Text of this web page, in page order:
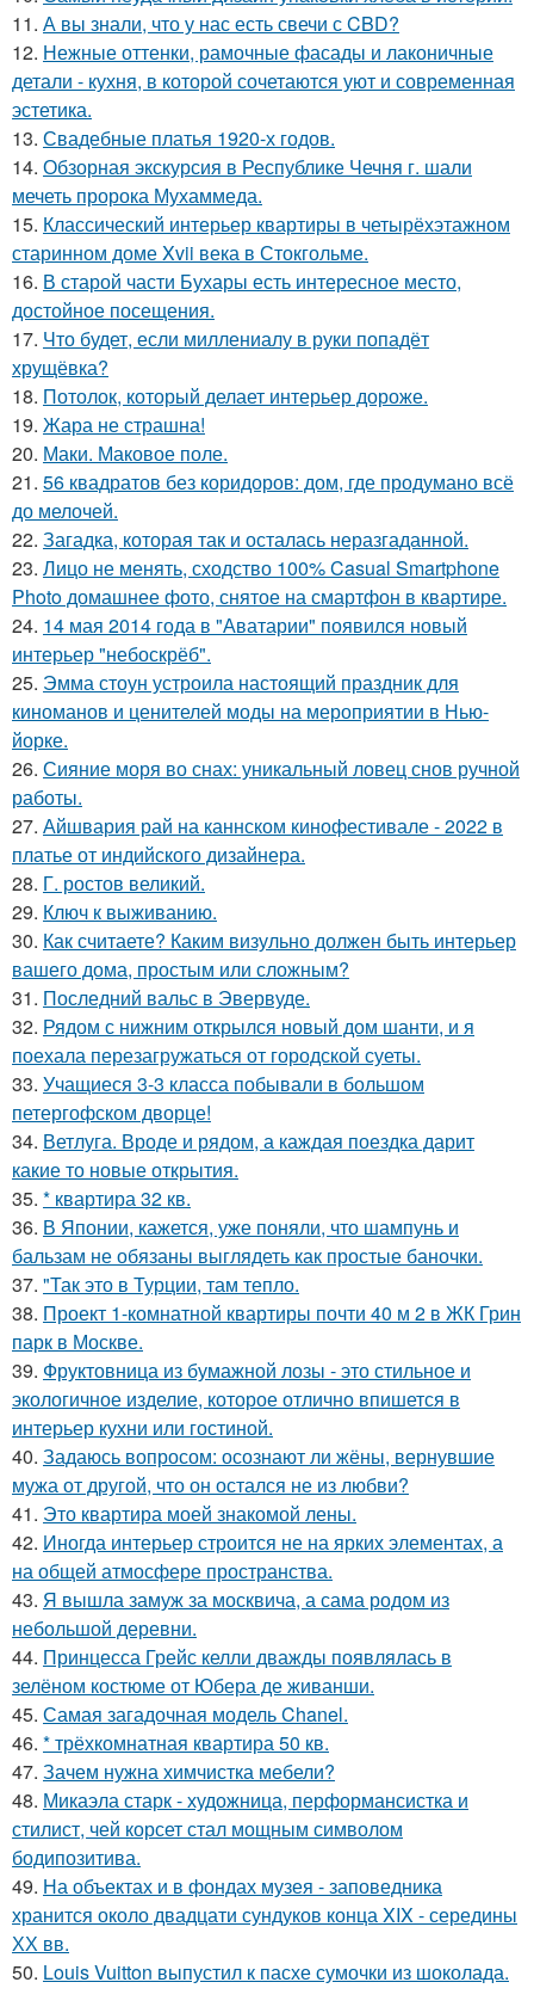
11. А вы знали, что у нас есть свечи с CBD?
12. Нежные оттенки, рамочные фасады и лаконичные
детали - кухня, в которой сочетаются уют и современная
эстетика.
13. Свадебные платья 1920-х годов.
14. Обзорная экскурсия в Республике Чечня г. шали
мечеть пророка Мухаммеда.
15. Классический интерьер квартиры в четырёхэтажном
старинном доме Xvii века в Стокгольме.
16. В старой части Бухары есть интересное место,
достойное посещения.
17. Что будет, если миллениалу в руки попадёт
хрущёвка?
18. Потолок, который делает интерьер дороже.
19. Жара не страшна!
20. Маки. Маковое поле.
21. 56 квадратов без коридоров: дом, где продумано всё
до мелочей.
22. Загадка, которая так и осталась неразгаданной.
23. Лицо не менять, сходство 100% Casual Smartphone
Photo домашнее фото, снятое на смартфон в квартире.
24. 14 мая 2014 года в "Аватарии" появился новый
интерьер "небоскрёб".
25. Эмма стоун устроила настоящий праздник для
киноманов и ценителей моды на мероприятии в Нью-
йорке.
26. Сияние моря во снах: уникальный ловец снов ручной
работы.
27. Айшвария рай на каннском кинофестивале - 2022 в
платье от индийского дизайнера.
28. Г. ростов великий.
29. Ключ к выживанию.
30. Как считаете? Каким визульно должен быть интерьер
вашего дома, простым или сложным?
31. Последний вальс в Эвервуде.
32. Рядом с нижним открылся новый дом шанти, и я
поехала перезагружаться от городской суеты.
33. Учащиеся 3-3 класса побывали в большом
петергофском дворце!
34. Ветлуга. Вроде и рядом, а каждая поездка дарит
какие то новые открытия.
35. * квартира 32 кв.
36. В Японии, кажется, уже поняли, что шампунь и
бальзам не обязаны выглядеть как простые баночки.
37. "Так это в Турции, там тепло.
38. Проект 1-комнатной квартиры почти 40 м 2 в ЖК Грин
парк в Москве.
39. Фруктовница из бумажной лозы - это стильное и
экологичное изделие, которое отлично впишется в
интерьер кухни или гостиной.
40. Задаюсь вопросом: осознают ли жёны, вернувшие
мужа от другой, что он остался не из любви?
41. Это квартира моей знакомой лены.
42. Иногда интерьер строится не на ярких элементах, а
на общей атмосфере пространства.
43. Я вышла замуж за москвича, а сама родом из
небольшой деревни.
44. Принцесса Грейс келли дважды появлялась в
зелёном костюме от Юбера де живанши.
45. Самая загадочная модель Chanel.
46. * трёхкомнатная квартира 50 кв.
47. Зачем нужна химчистка мебели?
48. Микаэла старк - художница, перформансистка и
стилист, чей корсет стал мощным символом
бодипозитива.
49. На объектах и в фондах музея - заповедника
хранится около двадцати сундуков конца XIX - середины
ХХ вв.
50. Louis Vuitton выпустил к пасхе сумочки из шоколада.